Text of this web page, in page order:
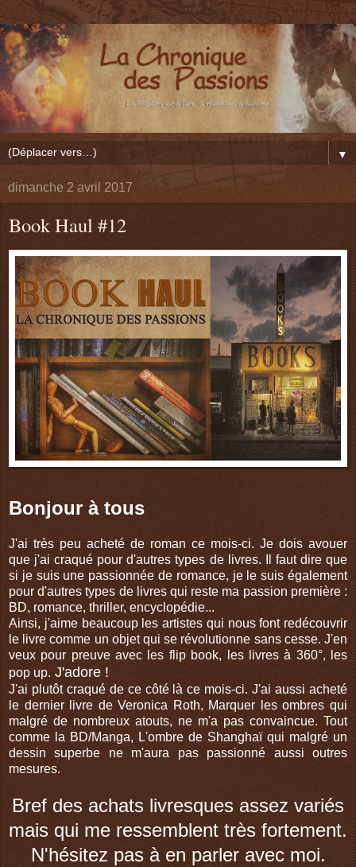
▼
dimanche 2 avril 2017
Book Haul #12
Bonjour à tous
J'ai très peu acheté de roman ce mois-ci. Je dois avouer
que j'ai craqué pour d'autres types de livres. Il faut dire que
si je suis une passionnée de romance, je le suis également
pour d'autres types de livres qui reste ma passion première :
BD, romance, thriller, encyclopédie...
Ainsi, j'aime beaucoup les artistes qui nous font redécouvrir
le livre comme un objet qui se révolutionne sans cesse. J'en
veux pour preuve avec les flip book, les livres à 360°, les
pop up. J'adore !
J'ai plutôt craqué de ce côté là ce mois-ci. J'ai aussi acheté
le dernier livre de Veronica Roth, Marquer les ombres qui
malgré de nombreux atouts, ne m'a pas convaincue. Tout
comme la BD/Manga, L'ombre de Shanghaï qui malgré un
dessin superbe ne m'aura pas passionné aussi outres
mesures.
Bref des achats livresques assez variés
mais qui me ressemblent très fortement.
N'hésitez pas à en parler avec moi.